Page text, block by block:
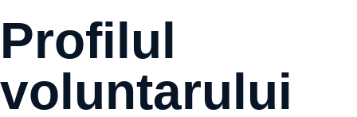
Profilul
voluntarului